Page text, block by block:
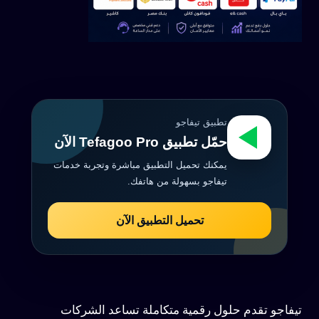
تطبيق تيفاجو
حمّل تطبيق Tefagoo Pro الآن
يمكنك تحميل التطبيق مباشرة وتجربة خدمات
تيفاجو بسهولة من هاتفك.
تحميل التطبيق الآن
تيفاجو تقدم حلول رقمية متكاملة تساعد الشركات